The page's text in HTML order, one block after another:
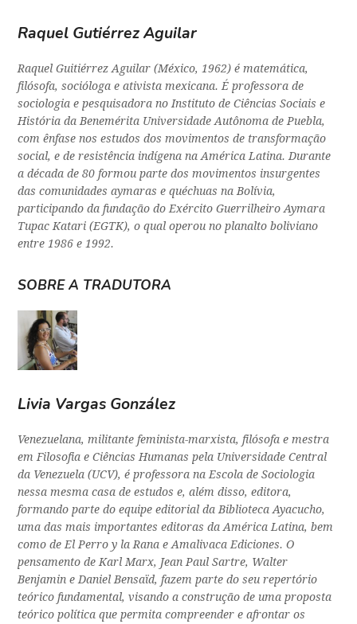
Raquel Gutiérrez Aguilar
Raquel Guitiérrez Aguilar (México, 1962) é matemática,
filósofa, socióloga e ativista mexicana. É professora de
sociologia e pesquisadora no Instituto de Ciências Sociais e
História da Benemérita Universidade Autônoma de Puebla,
com ênfase nos estudos dos movimentos de transformação
social, e de resistência indígena na América Latina. Durante
a década de 80 formou parte dos movimentos insurgentes
das comunidades aymaras e quéchuas na Bolívia,
participando da fundação do Exército Guerrilheiro Aymara
Tupac Katari (EGTK), o qual operou no planalto boliviano
entre 1986 e 1992.
SOBRE A TRADUTORA
Livia Vargas González
Venezuelana, militante feminista-marxista, filósofa e mestra
em Filosofia e Ciências Humanas pela Universidade Central
da Venezuela (UCV), é professora na Escola de Sociologia
nessa mesma casa de estudos e, além disso, editora,
formando parte do equipe editorial da Biblioteca Ayacucho,
uma das mais importantes editoras da América Latina, bem
como de El Perro y la Rana e Amalivaca Ediciones. O
pensamento de Karl Marx, Jean Paul Sartre, Walter
Benjamin e Daniel Bensaïd, fazem parte do seu repertório
teórico fundamental, visando a construção de uma proposta
teórico política que permita compreender e afrontar os